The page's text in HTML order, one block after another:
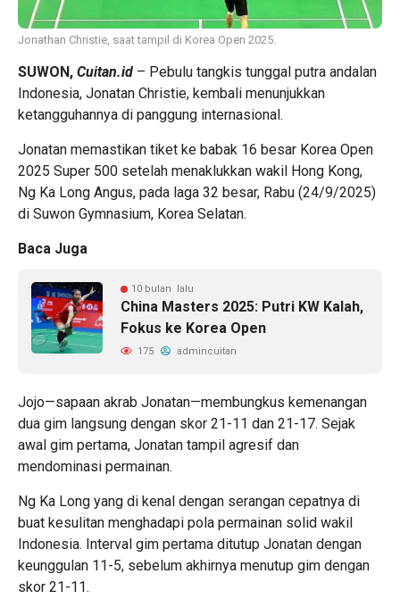
Jonathan Christie, saat tampil di Korea Open 2025.
SUWON, Cuitan.id – Pebulu tangkis tunggal putra andalan
Indonesia, Jonatan Christie, kembali menunjukkan
ketangguhannya di panggung internasional.
Jonatan memastikan tiket ke babak 16 besar Korea Open
2025 Super 500 setelah menaklukkan wakil Hong Kong,
Ng Ka Long Angus, pada laga 32 besar, Rabu (24/9/2025)
di Suwon Gymnasium, Korea Selatan.
Baca Juga
10 bulan lalu
China Masters 2025: Putri KW Kalah,
Fokus ke Korea Open
175 admincuitan
Jojo—sapaan akrab Jonatan—membungkus kemenangan
dua gim langsung dengan skor 21-11 dan 21-17. Sejak
awal gim pertama, Jonatan tampil agresif dan
mendominasi permainan.
Ng Ka Long yang di kenal dengan serangan cepatnya di
buat kesulitan menghadapi pola permainan solid wakil
Indonesia. Interval gim pertama ditutup Jonatan dengan
keunggulan 11-5, sebelum akhirnya menutup gim dengan
skor 21-11.